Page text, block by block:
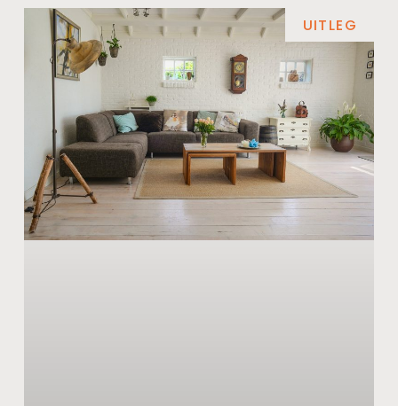
UITLEG